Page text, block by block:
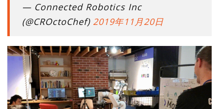
— Connected Robotics Inc
(@CROctoChef) 2019年11月20日